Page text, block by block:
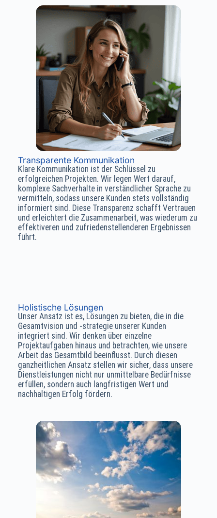
Transparente Kommunikation
Klare Kommunikation ist der Schlüssel zu
erfolgreichen Projekten. Wir legen Wert darauf,
komplexe Sachverhalte in verständlicher Sprache zu
vermitteln, sodass unsere Kunden stets vollständig
informiert sind. Diese Transparenz schafft Vertrauen
und erleichtert die Zusammenarbeit, was wiederum zu
effektiveren und zufriedenstellenderen Ergebnissen
führt.
Holistische Lösungen
Unser Ansatz ist es, Lösungen zu bieten, die in die
Gesamtvision und -strategie unserer Kunden
integriert sind. Wir denken über einzelne
Projektaufgaben hinaus und betrachten, wie unsere
Arbeit das Gesamtbild beeinflusst. Durch diesen
ganzheitlichen Ansatz stellen wir sicher, dass unsere
Dienstleistungen nicht nur unmittelbare Bedürfnisse
erfüllen, sondern auch langfristigen Wert und
nachhaltigen Erfolg fördern.